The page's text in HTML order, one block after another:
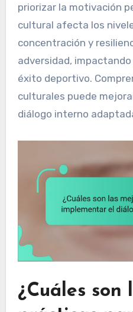
priorizar la motivación
cultural afecta los
concentración y
adversidad,
éxito deportivo.
culturales puede
diálogo interno
¿Cuáles son